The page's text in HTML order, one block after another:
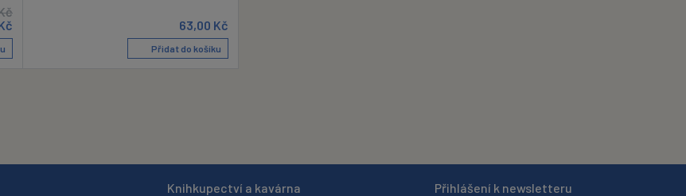
63,00 Kč
Přidat do košíku
Knihkupectví a kavárna Přihlášení k newsletteru